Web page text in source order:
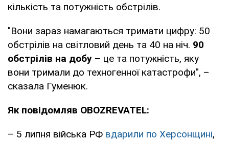
кількість та потужність обстрілів.
"Вони зараз намагаються тримати цифру: 50
обстрілів на світловий день та 40 на ніч. 90
обстрілів на добу – це та потужність, яку
вони тримали до техногенної катастрофи", –
сказала Гуменюк.
Як повідомляв OBOZREVATEL:
– 5 липня війська РФ вдарили по Херсонщині,